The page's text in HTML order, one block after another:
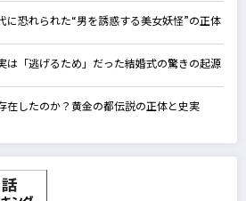
に恐れられた“男を誘惑する美女妖怪”の正体
は「逃げるため」だった結婚式の驚きの起源
在したのか？黄金の都伝説の正体と史実